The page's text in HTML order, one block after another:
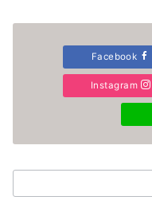
Facebook
Instagram
索：